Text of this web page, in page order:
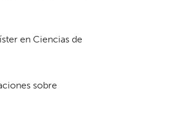
en Ciencias de
sobre